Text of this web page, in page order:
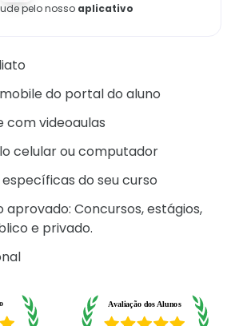
pelo nosso aplicativo
do portal do aluno
com videoaulas
celular ou computador
específicas do seu curso
aprovado: Concursos, estágios,
e privado.